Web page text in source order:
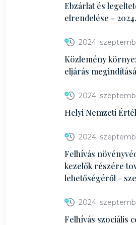
Ebzárlat és
elrendelése -
2024.
Közlemény
eljárás
2024.
Helyi Nemzeti
2024.
Felhívás
kezelők részére
lehetőségéről -
2024.
Felhívás szociális